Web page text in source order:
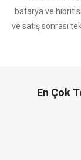
batarya ve hibrit
ve satış sonrası
En Çok